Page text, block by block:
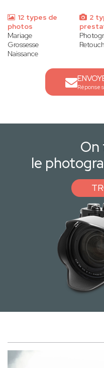
12 types de
photos
Mariage
Grossesse
Naissance
2
Réponse
On
le